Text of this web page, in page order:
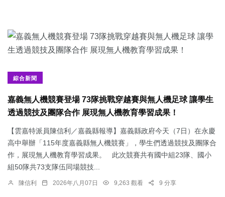
綜合新聞
嘉義無人機競賽登場 73隊挑戰穿越賽與無人機足球 讓學生
透過競技及團隊合作 展現無人機教育學習成果！
【雲嘉特派員陳信利／嘉義縣報導】嘉義縣政府今天（7日）在永慶
高中舉辦「115年度嘉義縣無人機競賽」，學生們透過競技及團隊合
作，展現無人機教育學習成果。 此次競賽共有國中組23隊、國小
組50隊共73支隊伍同場競技...
陳信利 2026年八月07日 9,263 觀看 9 分享